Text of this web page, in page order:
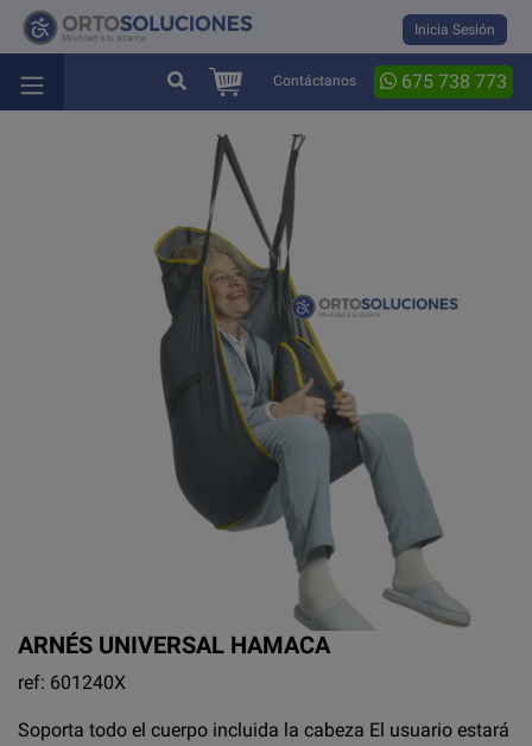
Inicia Sesión
Contáctanos 675 738 773
ARNÉS UNIVERSAL HAMACA
ref: 601240X
Soporta todo el cuerpo incluida la cabeza El usuario estará